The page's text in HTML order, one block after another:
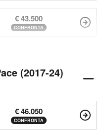
€ 43.500
CONFRONTA
(2017-24)
€ 46.050
CONFRONTA